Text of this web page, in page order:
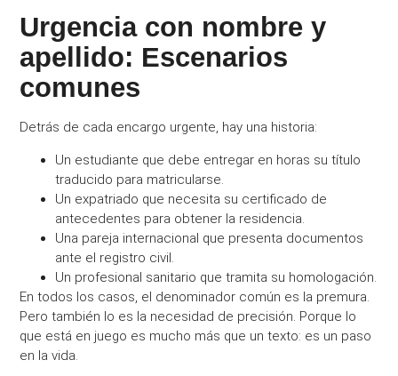
Urgencia con nombre y
apellido: Escenarios
comunes
Detrás de cada encargo urgente, hay una historia:
Un estudiante que debe entregar en horas su título
traducido para matricularse.
Un expatriado que necesita su certificado de
antecedentes para obtener la residencia.
Una pareja internacional que presenta documentos
ante el registro civil.
Un profesional sanitario que tramita su homologación.
En todos los casos, el denominador común es la premura.
Pero también lo es la necesidad de precisión. Porque lo
que está en juego es mucho más que un texto: es un paso
en la vida.